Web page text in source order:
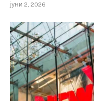
јуни 2, 2026